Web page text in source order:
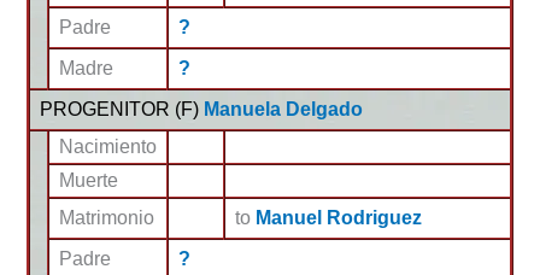
Padre
?
Madre
?
PROGENITOR (F) Manuela Delgado
Nacimiento
Muerte
Matrimonio
to Manuel Rodriguez
Padre
?